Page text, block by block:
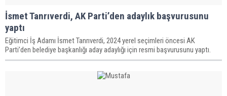
İsmet Tanrıverdi, AK Parti’den adaylık başvurusunu
yaptı
Eğitimci İş Adamı İsmet Tanrıverdi, 2024 yerel seçimleri öncesi AK
Parti’den belediye başkanlığı aday adaylığı için resmi başvurusunu yaptı.